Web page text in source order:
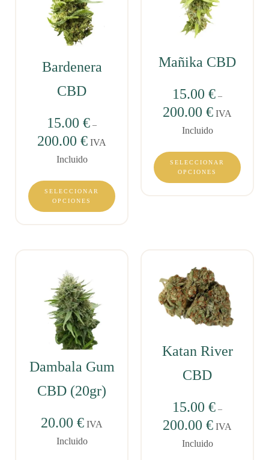
Bardenera
CBD
15.00 € –
200.00 € IVA
Incluido
SELECCIONAR
OPCIONES
Mañika CBD
15.00 € –
200.00 € IVA
Incluido
SELECCIONAR
OPCIONES
Dambala Gum
CBD (20gr)
20.00 € IVA
Incluido
Katan River
CBD
15.00 € –
200.00 € IVA
Incluido